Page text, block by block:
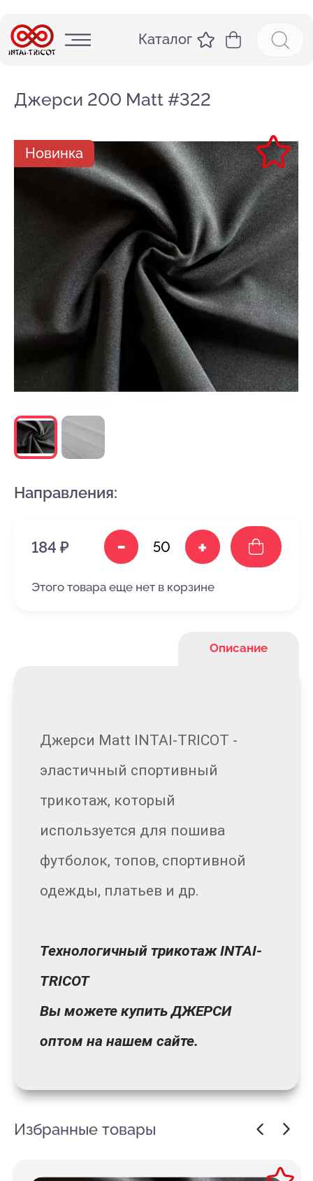
Каталог
Джерси 200 Matt #322
Новинка
Направления:
184 ₽ - +
Этого товара еще нет в корзине
Описание
Джерси Matt INTAI-TRICOT -
эластичный спортивный
трикотаж, который
используется для пошива
футболок, топов, спортивной
одежды, платьев и др.
Технологичный трикотаж INTAI-
TRICOT
Вы можете купить ДЖЕРСИ
оптом на нашем сайте.
Избранные товары